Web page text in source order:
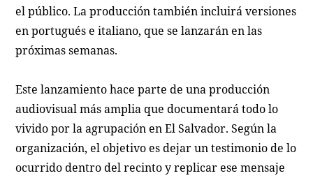
el público. La producción también incluirá versiones
en portugués e italiano, que se lanzarán en las
próximas semanas.
Este lanzamiento hace parte de una producción
audiovisual más amplia que documentará todo lo
vivido por la agrupación en El Salvador. Según la
organización, el objetivo es dejar un testimonio de lo
ocurrido dentro del recinto y replicar ese mensaje